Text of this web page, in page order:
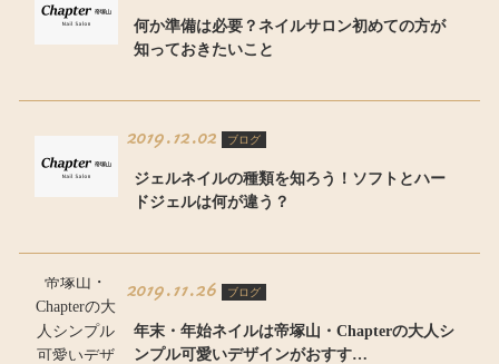
何か準備は必要？ネイルサロン初めての方が
知っておきたいこと
2019.12.02 ブログ
ジェルネイルの種類を知ろう！ソフトとハー
ドジェルは何が違う？
2019.11.26 ブログ
年末・年始ネイルは帝塚山・Chapterの大人シ
ンプル可愛いデザインがおすす…